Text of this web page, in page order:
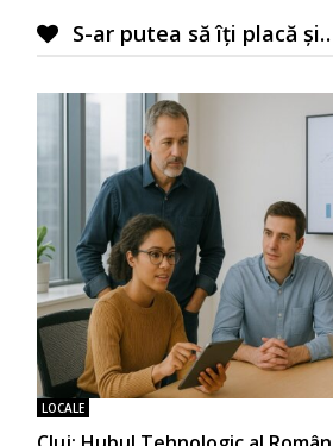
S-ar putea să îți placă
LOCALE